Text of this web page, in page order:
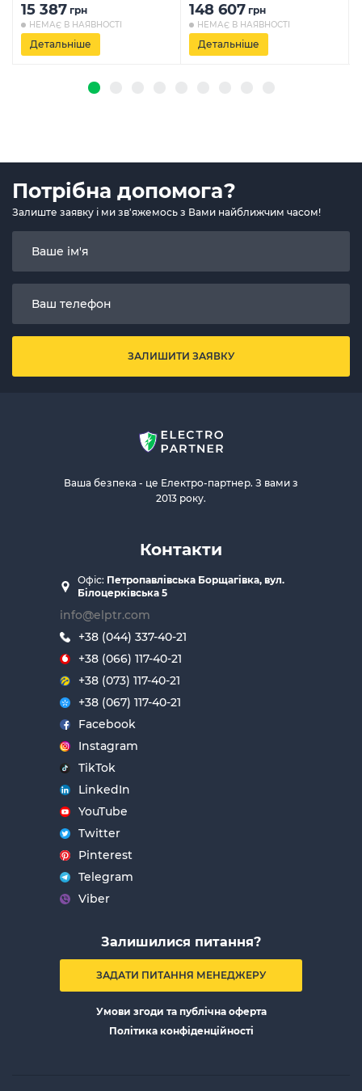
15 387 грн
НЕМАЄ В НАЯВНОСТІ
Детальніше
148 607 грн
НЕМАЄ В НАЯВНОСТІ
Детальніше
Потрібна допомога?
Залиште заявку і ми зв'яжемось з Вами найближчим часом!
ЗАЛИШИТИ ЗАЯВКУ
Ваша безпека - це Електро-партнер. З вами з
2013 року.
Контакти
Офіс: Петропавлівська Борщагівка, вул.
Білоцерківська 5
info@elptr.com
+38 (044) 337-40-21
+38 (066) 117-40-21
+38 (073) 117-40-21
+38 (067) 117-40-21
Facebook
Instagram
TikTok
LinkedIn
YouTube
Twitter
Pinterest
Telegram
Viber
Залишилися питання?
ЗАДАТИ ПИТАННЯ МЕНЕДЖЕРУ
Умови згоди та публічна оферта
Політика конфіденційності